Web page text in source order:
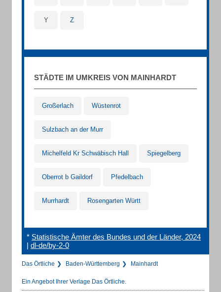
Y Z
STÄDTE IM UMKREIS VON MAINHARDT
Großerlach Wüstenrot
Sulzbach an der Murr
Michelfeld Kr Schwäbisch Hall Spiegelberg
Oberrot b Gaildorf Pfedelbach
Murrhardt Rosengarten Württ
* Statistische Ämter des Bundes und der Länder, 2024
| dl-de/by-2-0
Das Örtliche Baden-Württemberg Mainhardt
Ein Angebot Ihrer Verlage Das Örtliche.